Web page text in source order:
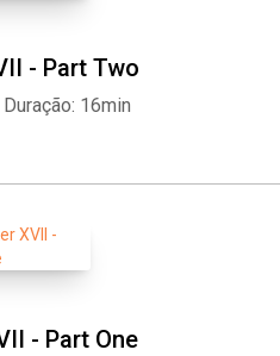
- Part Two
Duração: 16min
- Part One